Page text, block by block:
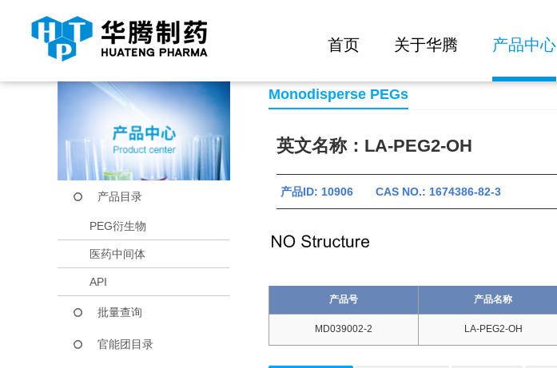
首页 关于华腾 产品中心
当前位置： 首页 产品中心
产品目录
PEG衍生物
医药中间体
API
批量查询
官能团目录
Monodisperse PEGs
英文名称：LA-PEG2-OH
产品ID: 10906 CAS NO.: 1674386-82-3
产品号 产品名称
MD039002-2 LA-PEG2-OH